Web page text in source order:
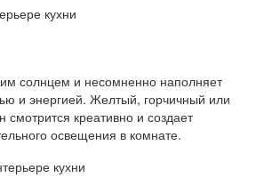
солнцем и несомненно наполняет
и энергией. Желтый, горчичный или
креативно и создает
освещения в комнате.